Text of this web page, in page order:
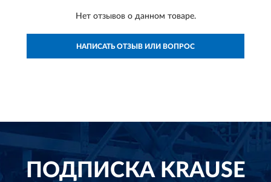
Нет отзывов о данном товаре.
НАПИСАТЬ ОТЗЫВ ИЛИ ВОПРОС
ПОДПИСКАKRAUSE